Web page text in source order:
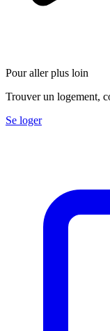
Pour aller plus loin
Trouver un logement,
Se loger